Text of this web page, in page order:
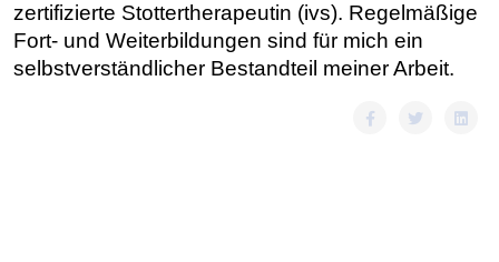
zertifizierte Stottertherapeutin (ivs). Regelmäßige
Fort- und Weiterbildungen sind für mich ein
selbstverständlicher Bestandteil meiner Arbeit.